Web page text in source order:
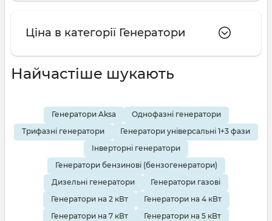
Ціна в категорії Генератори
Найчастіше шукають
Генератори Aksa
Однофазні генератори
Трифазні генератори
Генератори універсальні 1+3 фази
Інверторні генератори
Генератори бензинові (бензогенератори)
Дизельні генератори
Генератори газові
Генератори на 2 кВт
Генератори на 4 кВт
Генератори на 7 кВт
Генератори на 5 кВт